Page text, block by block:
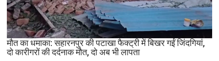
दवा
पर
FIR
मौत का धमाका: सहारनपुर की पटाखा फैक्ट्री में बिखर गईं जिंदगियां,
दो कारीगरों की दर्दनाक मौत, दो अब भी लापता